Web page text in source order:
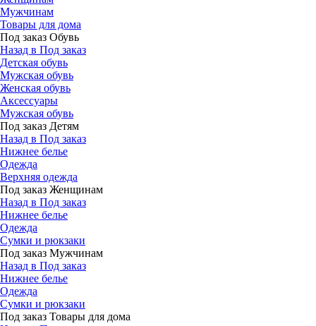
Мужчинам
Товары для дома
Под заказ Обувь
Назад в Под заказ
Детская обувь
Мужская обувь
Женская обувь
Аксессуары
Мужская обувь
Под заказ Детям
Назад в Под заказ
Нижнее белье
Одежда
Верхняя одежда
Под заказ Женщинам
Назад в Под заказ
Нижнее белье
Одежда
Сумки и рюкзаки
Под заказ Мужчинам
Назад в Под заказ
Нижнее белье
Одежда
Сумки и рюкзаки
Под заказ Товары для дома